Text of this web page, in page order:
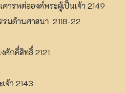
ารพต่อองค์พระผู้เป็นเจ้า 2149
มด้านศาสนา 2118-22
กดิ์สิทธิ์ 2121
จ้า 2143